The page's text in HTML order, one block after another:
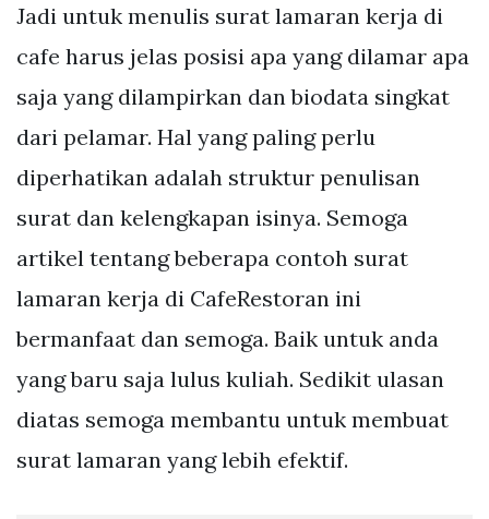
Jadi untuk menulis surat lamaran kerja di
cafe harus jelas posisi apa yang dilamar apa
saja yang dilampirkan dan biodata singkat
dari pelamar. Hal yang paling perlu
diperhatikan adalah struktur penulisan
surat dan kelengkapan isinya. Semoga
artikel tentang beberapa contoh surat
lamaran kerja di CafeRestoran ini
bermanfaat dan semoga. Baik untuk anda
yang baru saja lulus kuliah. Sedikit ulasan
diatas semoga membantu untuk membuat
surat lamaran yang lebih efektif.